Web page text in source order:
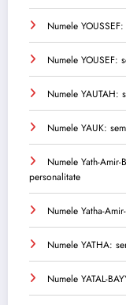
Numele
Numele YOUSEF:
Numele YAUTAH:
Numele YAUK:
Numele Yath-
personalitate
Numele Yatha-
Numele YATHA:
Numele YATAL-